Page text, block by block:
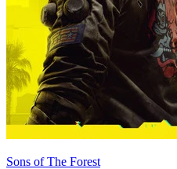
Sons of The Forest